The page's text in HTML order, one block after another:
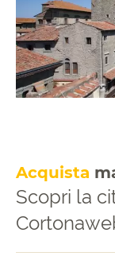
Acquista
Scopri la